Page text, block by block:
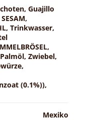
Guajillo
Trinkwasser,
Zwiebel,
(0.1%)),
Mexiko